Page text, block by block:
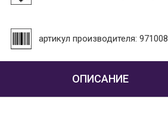
артикул производителя: 971008
ОПИСАНИЕ